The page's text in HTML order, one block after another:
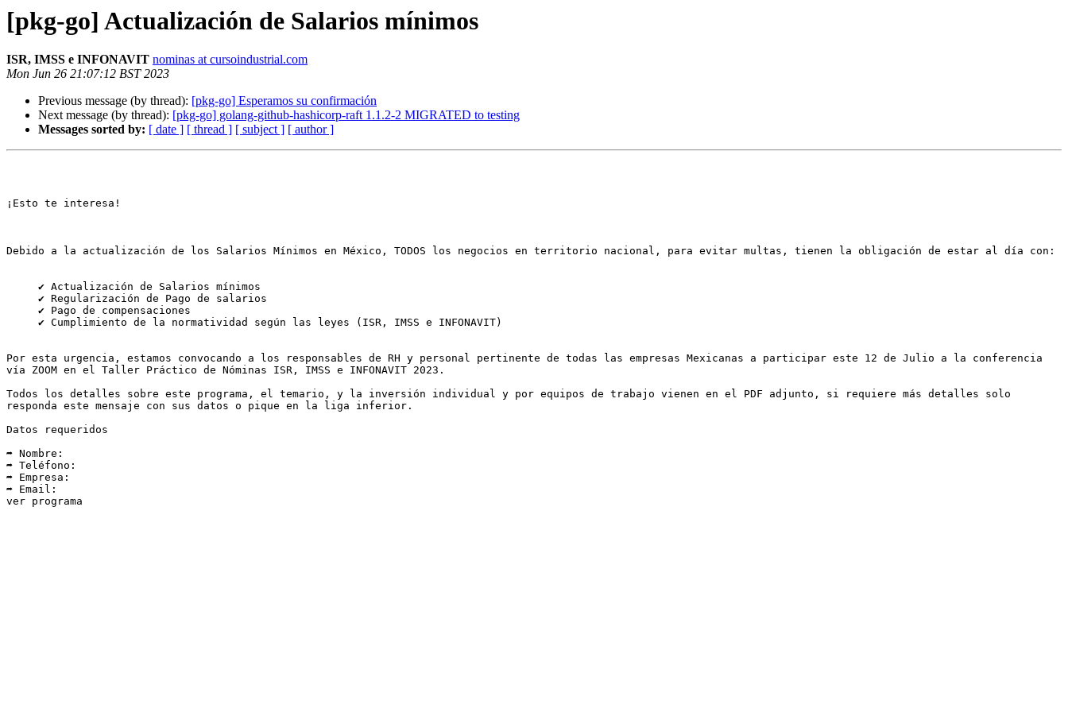
[pkg-go] Actualización de Salarios mínimos
ISR, IMSS e INFONAVIT nominas at cursoindustrial.com
Mon Jun 26 21:07:12 BST 2023
Previous message (by thread): [pkg-go] Esperamos su confirmación
Next message (by thread): [pkg-go] golang-github-hashicorp-raft 1.1.2-2 MIGRATED to testing
Messages sorted by: [ date ] [ thread ] [ subject ] [ author ]
¡Esto te interesa!
Debido a la actualización de los Salarios Mínimos en México, TODOS los negocios en territorio nacional, para evitar multas, tienen la obligación de estar al día con:
Por esta urgencia, estamos convocando a los responsables de RH y personal pertinente de todas las empresas Mexicanas a participar este 12 de Julio a la conferencia
vía ZOOM en el Taller Práctico de Nóminas ISR, IMSS e INFONAVIT 2023.
Todos los detalles sobre este programa, el temario, y la inversión individual y por equipos de trabajo vienen en el PDF adjunto, si requiere más detalles solo
responda este mensaje con sus datos o pique en la liga inferior.
Datos requeridos
➦ Nombre:
➦ Teléfono:
➦ Empresa:
➦ Email:
ver programa